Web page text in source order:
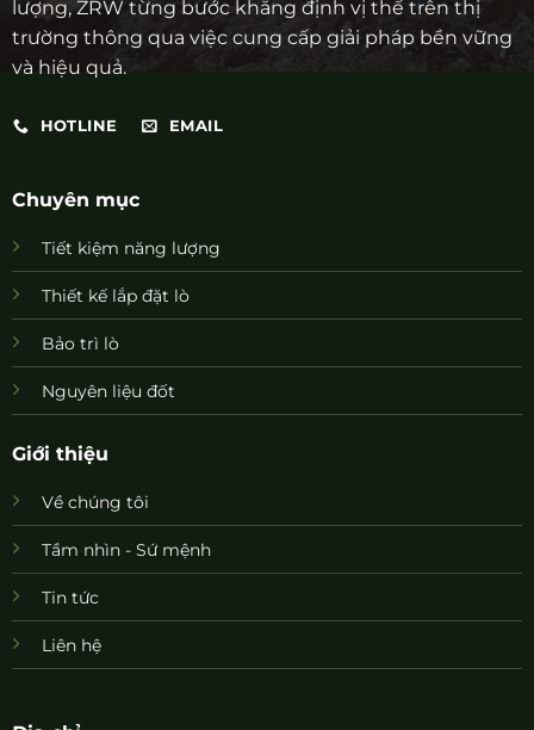
lượng, ZRW từng bước khẳng định vị thế trên thị
trường thông qua việc cung cấp giải pháp bền vững
và hiệu quả.
HOTLINE EMAIL
Chuyên mục
Tiết kiệm năng lượng
Thiết kế lắp đặt lò
Bảo trì lò
Nguyên liệu đốt
Giới thiệu
Về chúng tôi
Tầm nhìn - Sứ mệnh
Tin tức
Liên hệ